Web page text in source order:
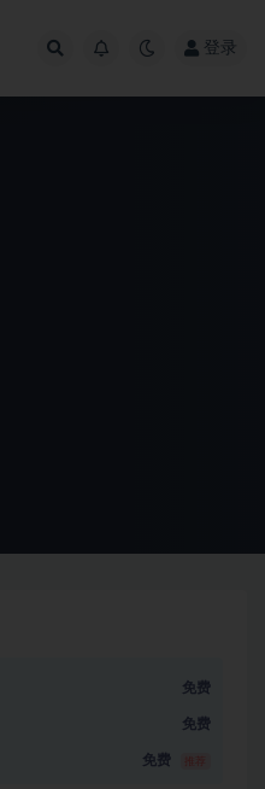
登录
免费
免费
免费